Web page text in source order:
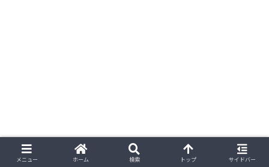
メニュー ホーム 検索 トップ サイドバー